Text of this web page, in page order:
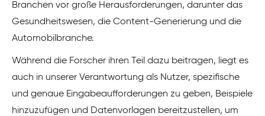
Branchen vor große Herausforderungen, darunter das
Gesundheitswesen, die Content-Generierung und die
Automobilbranche.
Während die Forscher ihren Teil dazu beitragen, liegt es
auch in unserer Verantwortung als Nutzer, spezifische
und genaue Eingabeaufforderungen zu geben, Beispiele
hinzuzufügen und Datenvorlagen bereitzustellen, um